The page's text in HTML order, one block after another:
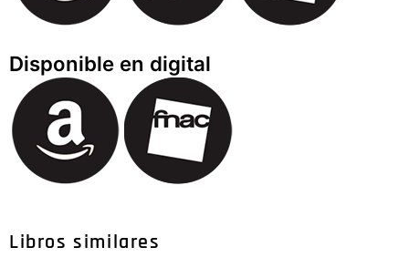
Disponible en digital
Libros similares